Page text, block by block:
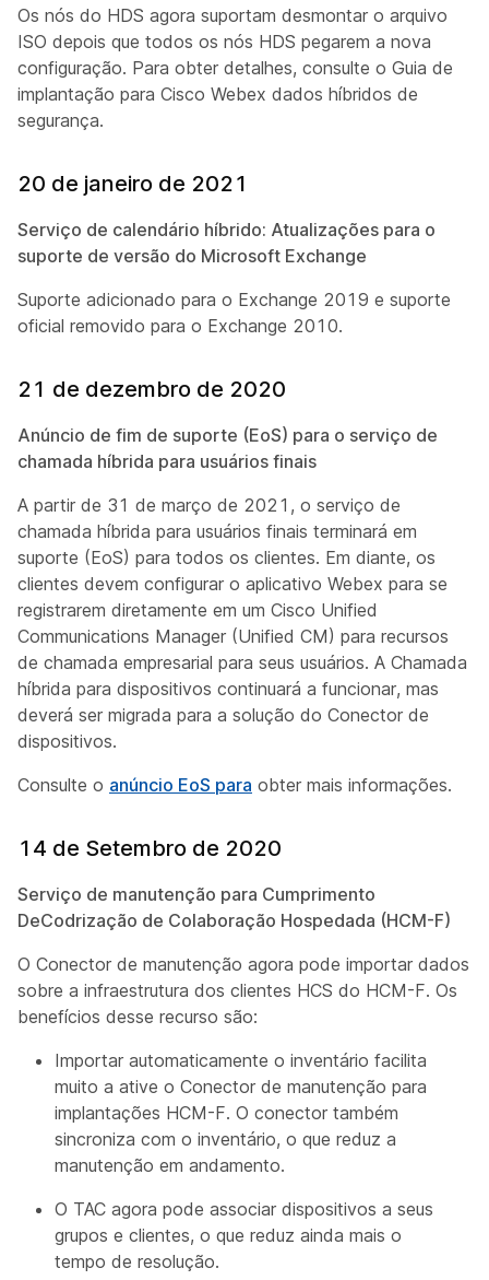
Os nós do HDS agora suportam desmontar o arquivo
ISO depois que todos os nós HDS pegarem a nova
configuração. Para obter detalhes, consulte o Guia de
implantação para Cisco Webex dados híbridos de
segurança.
20 de janeiro de 2021
Serviço de calendário híbrido: Atualizações para o
suporte de versão do Microsoft Exchange
Suporte adicionado para o Exchange 2019 e suporte
oficial removido para o Exchange 2010.
21 de dezembro de 2020
Anúncio de fim de suporte (EoS) para o serviço de
chamada híbrida para usuários finais
A partir de 31 de março de 2021, o serviço de
chamada híbrida para usuários finais terminará em
suporte (EoS) para todos os clientes. Em diante, os
clientes devem configurar o aplicativo Webex para se
registrarem diretamente em um Cisco Unified
Communications Manager (Unified CM) para recursos
de chamada empresarial para seus usuários. A Chamada
híbrida para dispositivos continuará a funcionar, mas
deverá ser migrada para a solução do Conector de
dispositivos.
Consulte o anúncio EoS para obter mais informações.
14 de Setembro de 2020
Serviço de manutenção para Cumprimento
DeCodrização de Colaboração Hospedada (HCM-F)
O Conector de manutenção agora pode importar dados
sobre a infraestrutura dos clientes HCS do HCM-F. Os
benefícios desse recurso são:
Importar automaticamente o inventário facilita
muito a ative o Conector de manutenção para
implantações HCM-F. O conector também
sincroniza com o inventário, o que reduz a
manutenção em andamento.
O TAC agora pode associar dispositivos a seus
grupos e clientes, o que reduz ainda mais o
tempo de resolução.